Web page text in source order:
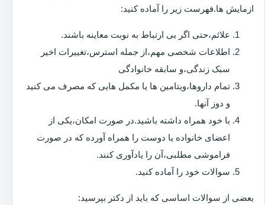
ازمایش ها.فهرست زیر را آماده کنید:
علائم،حتی اگر بی ارتباط به نوبت معاینه باشند.
اطلاعات شخصی مهم،از جمله استرس،تغییرات اخیر
سبک زندگی،و سابقه خانوادگی
تمام داروها،ویتامین ها یا مکمل هایی که مصرف می کنید
و دوز آنها.
با خود همراه داشته باشید.در صورت امکان،یکی از
اعضای خانواده یا دوست را همراه آورده که در صورت
فراموشی مطلبی،آن را یادآوری کنند.
سوالات خود را آماده کنید.
بعضی از سوالات اساسی که باید از دکتر بپرسید: